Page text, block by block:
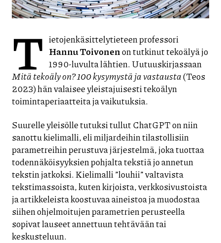
T ietojenkäsittelytieteen professori
Hannu Toivonenon tutkinut tekoälyä jo
1990-luvulta lähtien. Uutuuskirjassaan
Mitä tekoäly on? 100 kysymystä ja vastausta(Teos
2023) hän valaisee yleistajuisesti tekoälyn
toimintaperiaatteita ja vaikutuksia.
Suurelle yleisölle tutuksi tullut ChatGPT on niin
sanottu kielimalli, eli miljardeihin tilastollisiin
parametreihin perustuva järjestelmä, joka tuottaa
todennäköisyyksien pohjalta tekstiä jo annetun
tekstin jatkoksi. Kielimalli ”louhii” valtavista
tekstimassoista, kuten kirjoista, verkkosivustoista
ja artikkeleista koostuvaa aineistoa ja muodostaa
siihen ohjelmoitujen parametrien perusteella
sopivat lauseet annettuun tehtävään tai
keskusteluun.